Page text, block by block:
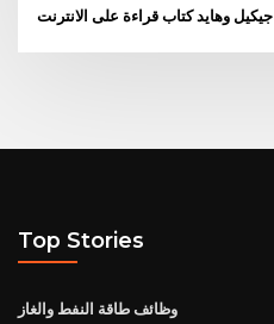
جيكيل وهايد كتاب قراءة على الانترنت
Top Stories
وظائف طاقة النفط والغاز